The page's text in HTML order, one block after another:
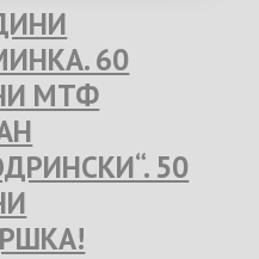
60
МТФ
50